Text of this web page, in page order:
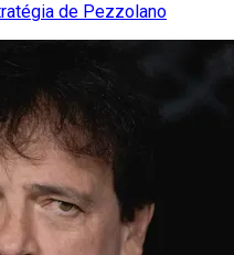
de Pezzolano